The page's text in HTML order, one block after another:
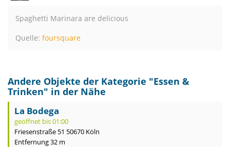
Spaghetti Marinara are delicious
Quelle: foursquare
Andere Objekte der Kategorie "Essen &
Trinken" in der Nähe
La Bodega
geöffnet bis 01:00
Friesenstraße 51 50670 Köln
Entfernung 32 m